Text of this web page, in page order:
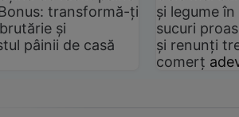
transformă-ți
și
pâinii de casă
și legume
sucuri
și renunți
comerț